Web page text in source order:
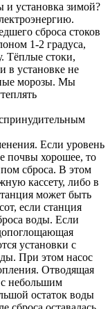
и установка зимой?
сброса стоков
1-2 градуса,
Тёплые стоки,
в установке не
морозы. Мы
Если уровень
почвы хорошее, то
сброса. В этом
кассету, либо в
может быть
если станция
воды. Если
установки с
При этом насос
Отводящая
с небольшим
остаток воды